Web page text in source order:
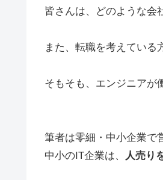
皆さんは、どのような会
また、転職を考えている
そもそも、エンジニアが
筆者は零細・中小企業で
中小のIT企業は、
人売り